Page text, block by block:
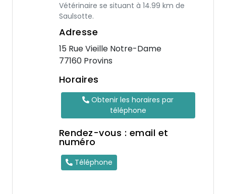
Vétérinaire se situant à 14.99 km de
Saulsotte.
Adresse
15 Rue Vieille Notre-Dame
77160 Provins
Horaires
Obtenir les horaires par
téléphone
Rendez-vous : email et
numéro
Téléphone